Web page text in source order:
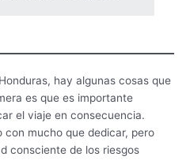
hay algunas cosas que
es que es importante
el viaje en consecuencia.
con mucho que dedicar, pero
consciente de los riesgos